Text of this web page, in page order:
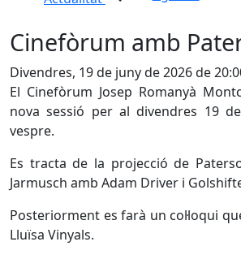
Cinefòrum amb
Divendres, 19 de juny de 2026 de
El Cinefòrum Josep Romanyà
nova sessió per al divendres 19
vespre.
Es tracta de la projecció de
Jarmusch amb Adam Driver i
Posteriorment es farà un col·loqui
Lluïsa Vinyals.